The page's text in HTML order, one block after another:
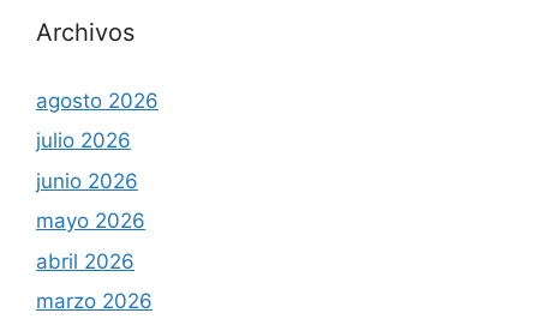
Archivos
agosto 2026
julio 2026
junio 2026
mayo 2026
abril 2026
marzo 2026